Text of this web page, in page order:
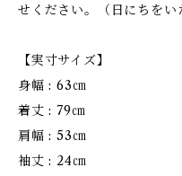
せください。（日にちをい
【実寸サイズ】
身幅 : 63㎝
着丈 : 79㎝
肩幅 : 53㎝
袖丈 : 24㎝